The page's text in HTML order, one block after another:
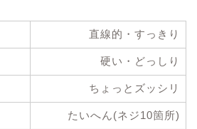
直線的・すっきり
硬い・どっしり
ちょっとズッシリ
たいへん(ネジ10箇所)